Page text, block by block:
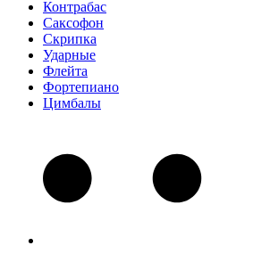
Контрабас
Саксофон
Скрипка
Ударные
Флейта
Фортепиано
Цимбалы